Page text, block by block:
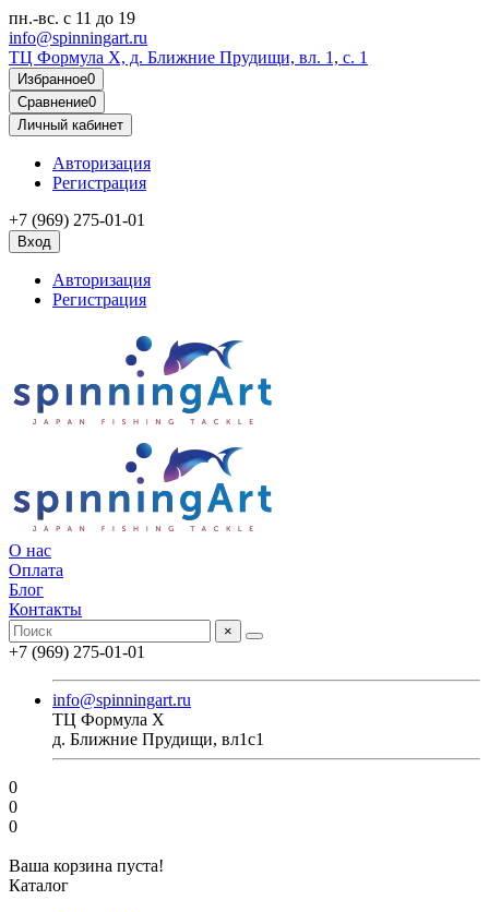
пн.-вс. с 11 до 19
info@spinningart.ru
ТЦ Формула X, д. Ближние Прудищи, вл. 1, с. 1
Избранное0
Сравнение0
Личный кабинет
Авторизация
Регистрация
+7 (969) 275-01-01
Вход
Авторизация
Регистрация
О нас
Оплата
Блог
Контакты
×
+7 (969) 275-01-01
info@spinningart.ru
ТЦ Формула X
д. Ближние Прудищи, вл1с1
0
0
0
Ваша корзина пуста!
Каталог